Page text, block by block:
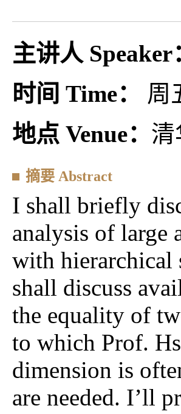
主讲人 Speaker
时间 Time： 周
地点 Venue： 清
摘要 Abstract
I shall briefly
analysis of large
with hierarchical
shall discuss
the equality of
to which Prof.
dimension is
are needed. I’ll